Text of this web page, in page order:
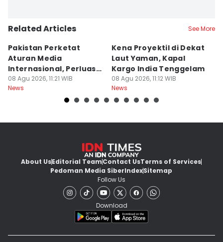
Related Articles See More
Pakistan Perketat
Aturan Media
Internasional, Perluas
Pengawasan
08 Agu 2026, 11:21 WIB
News
Kena Proyektil di Dekat
Laut Yaman, Kapal
Kargo India Tenggelam
08 Agu 2026, 11:12 WIB
News
About UsEditorial TeamContact UsTerms of Services
Pedoman Media SiberIndexSitemap
Follow Us
Download